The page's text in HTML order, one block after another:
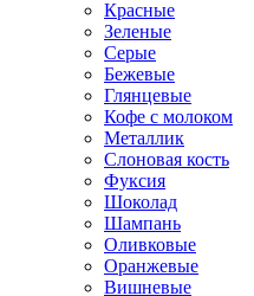
Красные
Зеленые
Серые
Бежевые
Глянцевые
Кофе с молоком
Металлик
Слоновая кость
Фуксия
Шоколад
Шампань
Оливковые
Оранжевые
Вишневые